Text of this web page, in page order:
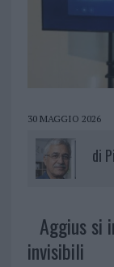
30 MAGGIO 2026
di
Aggius si
invisibili